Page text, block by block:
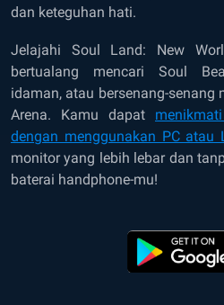
dan keteguhan hati.
Jelajahi Soul Land: New
bertualang mencari Soul
idaman, atau bersenang-senang
Arena. Kamu dapat
dengan menggunakan PC atau
monitor yang lebih lebar dan
baterai handphone-mu!